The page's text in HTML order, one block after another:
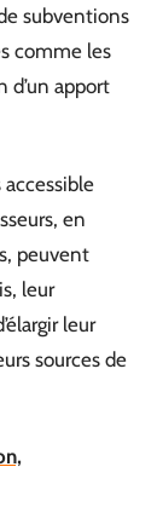
subventions
comme les
d’un apport
accessible
en
peuvent
leur
leur
sources de